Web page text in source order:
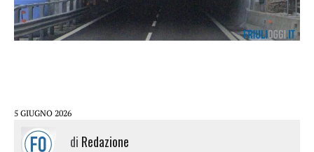
5 GIUGNO 2026
di Redazione